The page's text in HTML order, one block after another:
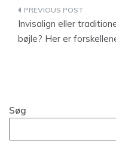
Invisalign eller
bøjle? Her er
Søg